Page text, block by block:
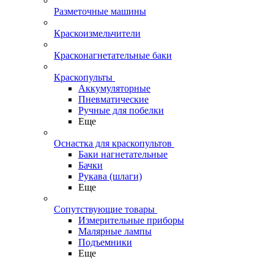
Разметочные машины
Краскоизмельчители
Красконагнетательные баки
Краскопульты
Аккумуляторные
Пневматические
Ручные для побелки
Еще
Оснастка для краскопультов
Баки нагнетательные
Бачки
Рукава (шлаги)
Еще
Сопутствующие товары
Измерительные приборы
Малярные лампы
Подъемники
Еще